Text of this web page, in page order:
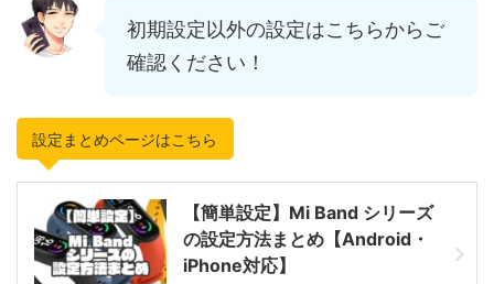
初期設定以外の設定はこちらからご
確認ください！
設定まとめページはこちら
【簡単設定】Mi Band シリーズ
の設定方法まとめ【Android・
iPhone対応】